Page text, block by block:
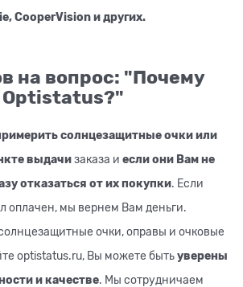
CooperVision и других.
на вопрос: "Почему
Optistatus?"
солнцезащитные очки или
выдачизаказа и если они Вам не
отказаться от их покупки. Если
оплачен, мы вернем Вам деньги.
очки, оправы и очковые
optistatus.ru, Вы можете бытьуверены
и качестве. Мы сотрудничаем